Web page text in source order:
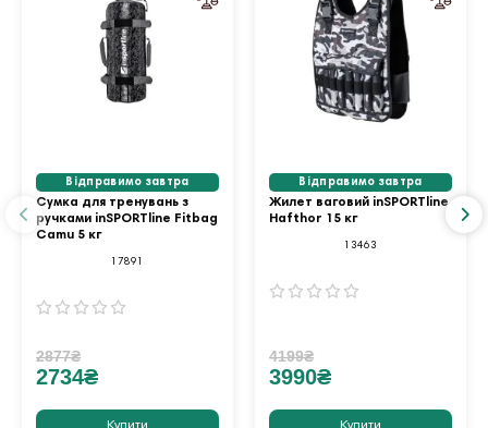
Відправимо завтра
Сумка для тренувань з
ручками inSPORTline Fitbag
Camu 5 кг
17891
2877₴
2734₴
Відправимо завтра
Жилет ваговий inSPORTline
Hafthor 15 кг
13463
4199₴
3990₴